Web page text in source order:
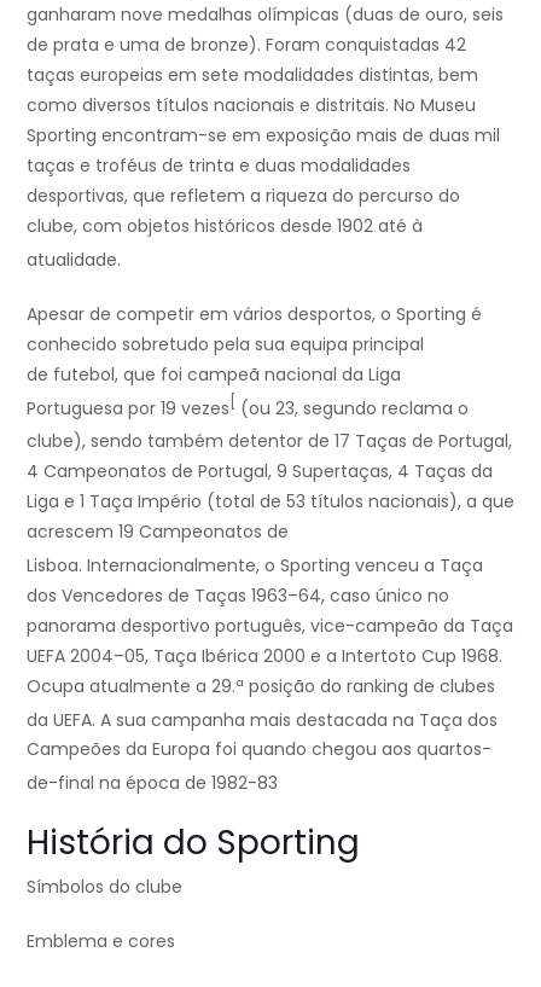
ganharam nove medalhas olímpicas (duas de ouro, seis
de prata e uma de bronze). Foram conquistadas 42
taças europeias em sete modalidades distintas, bem
como diversos títulos nacionais e distritais. No Museu
Sporting encontram-se em exposição mais de duas mil
taças e troféus de trinta e duas modalidades
desportivas, que refletem a riqueza do percurso do
clube, com objetos históricos desde 1902 até à
atualidade.
Apesar de competir em vários desportos, o Sporting é
conhecido sobretudo pela sua equipa principal
de futebol, que foi campeã nacional da Liga
Portuguesa por 19 vezes (ou 23, segundo reclama o
clube), sendo também detentor de 17 Taças de Portugal,
4 Campeonatos de Portugal, 9 Supertaças, 4 Taças da
Liga e 1 Taça Império (total de 53 títulos nacionais), a que
acrescem 19 Campeonatos de
Lisboa. Internacionalmente, o Sporting venceu a Taça
dos Vencedores de Taças 1963–64, caso único no
panorama desportivo português, vice-campeão da Taça
UEFA 2004–05, Taça Ibérica 2000 e a Intertoto Cup 1968.
Ocupa atualmente a 29.ª posição do ranking de clubes
da UEFA. A sua campanha mais destacada na Taça dos
Campeões da Europa foi quando chegou aos quartos-
de-final na época de 1982-83
História do Sporting
Símbolos do clube
Emblema e cores